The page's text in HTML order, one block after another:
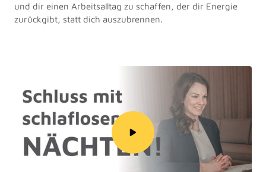
und dir einen Arbeitsalltag zu schaffen, der dir Energie
zurückgibt, statt dich auszubrennen.